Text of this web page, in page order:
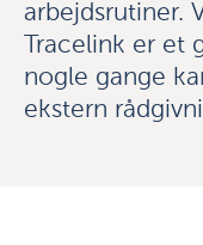
arbejdsrutiner.
Tracelink er et
nogle gange
ekstern